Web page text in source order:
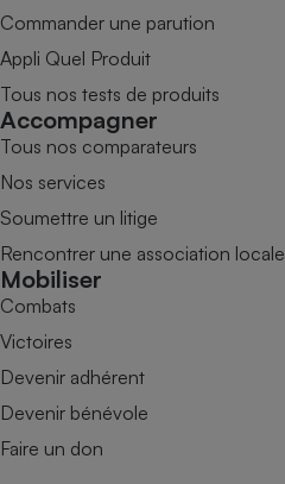
Commander une parution
Appli Quel Produit
Tous nos tests de produits
Accompagner
Tous nos comparateurs
Nos services
Soumettre un litige
Rencontrer une association locale
Mobiliser
Combats
Victoires
Devenir adhérent
Devenir bénévole
Faire un don